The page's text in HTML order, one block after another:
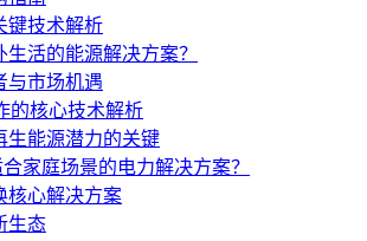
键技术解析
活的能源解决方案？
与市场机遇
的核心技术解析
生能源潜力的关键
家庭场景的电力解决方案？
核心解决方案
生态